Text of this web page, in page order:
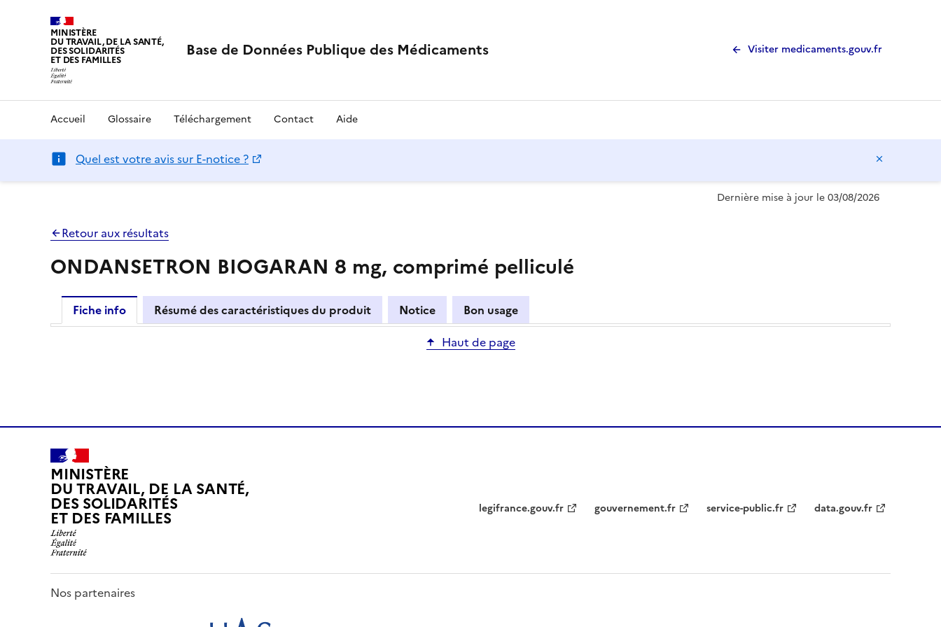
MINISTÈRE
DU TRAVAIL, DE LA SANTÉ,
DES SOLIDARITÉS
ET DES FAMILLES Base de Données Publique des Médicaments Visiter medicaments.gouv.fr
Accueil Glossaire Téléchargement Contact Aide
Quel est votre avis sur E-notice ?
Dernière mise à jour le 03/08/2026
Retour aux résultats
ONDANSETRON BIOGARAN 8 mg, comprimé pelliculé
Fiche info Résumé des caractéristiques du produit Notice
Bon usage
Haut de page
MINISTÈRE
DU TRAVAIL, DE LA SANTÉ,
DES SOLIDARITÉS
ET DES FAMILLES legifrance.gouv.fr gouvernement.fr service-public.fr data.gouv.fr
Nos partenaires